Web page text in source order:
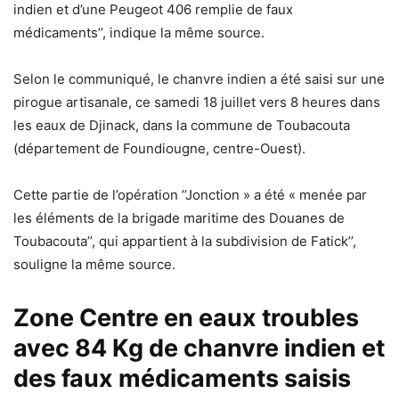
indien et d’une Peugeot 406 remplie de faux
médicaments’’, indique la même source.
Selon le communiqué, le chanvre indien a été saisi sur une
pirogue artisanale, ce samedi 18 juillet vers 8 heures dans
les eaux de Djinack, dans la commune de Toubacouta
(département de Foundiougne, centre-Ouest).
Cette partie de l’opération ’’Jonction » a été « menée par
les éléments de la brigade maritime des Douanes de
Toubacouta’’, qui appartient à la subdivision de Fatick’’,
souligne la même source.
Zone Centre en eaux troubles
avec 84 Kg de chanvre indien et
des faux médicaments saisis